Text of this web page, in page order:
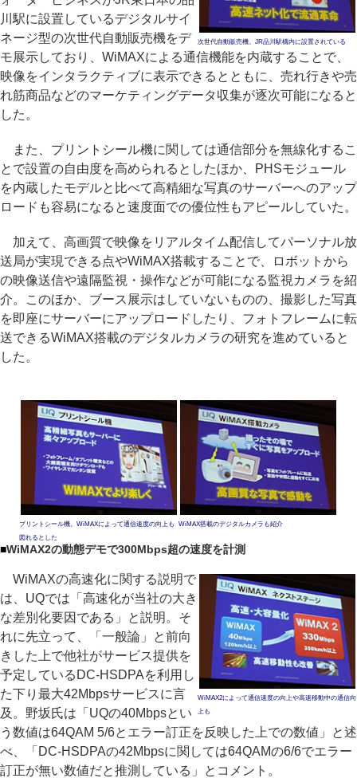
次世代自動販売機。JR品川駅構内に設置されている
川駅に設置しているデジタルサイ
ネージ型の次世代自動販売機をデ
モ展示しており、WiMAXによる通信機能を内蔵することで、
映像をインタラクティブに表示できるとともに、売れ行きや売
れ筋商品などのマーケティングデータ収集が逐次可能になると
した。
また、プリントシール機に関しては通信部分を無線化するこ
とで設置の自由度を高められるとしたほか、PHSモジュール
を内蔵したモデルと比べて高精細な写真のサーバーへのアップ
ロードも容易になると速度面での優位性もアピールしていた。
加えて、高画質で映像をリアルタイム配信してパーソナル放
送局が実現できる点やWiMAX搭載することで、ロボットから
の映像送信や遠隔監視・操作などが可能になる監視カメラを紹
介。このほか、ブース展示はしていないものの、撮影した写真
を即座にサーバーにアップロードしたり、フォトフレームに転
送できるWiMAX搭載のデジタルカメラの研究を進めていると
した。
プリントシール機。WiMAXによって通信速度の向上も
図れるとした
WiMAX搭載のデジタルカメラも紹介
■WiMAX2の動態デモで300Mbps超の速度を計測
WiMAX2によって通信速度の向上や高速移動中の通信向
上も
WiMAXの高速化に関する説明で
は、UQでは「高速化が当社の大き
な差別化要因である」と説明。そ
れに先立って、「一般論」と前向
きした上で他社がサービス提供を
予定しているDC-HSDPAを利用し
た下り最大42Mbpsサービスに言
及。野坂氏は「UQの40Mbpsとい
う数値は64QAM 5/6とエラー訂正を反映した上での数値」と述
べ、「DC-HSDPAの42Mbpsに関しては64QAMの6/6でエラー
訂正が無い数値だと推測している」とコメント。